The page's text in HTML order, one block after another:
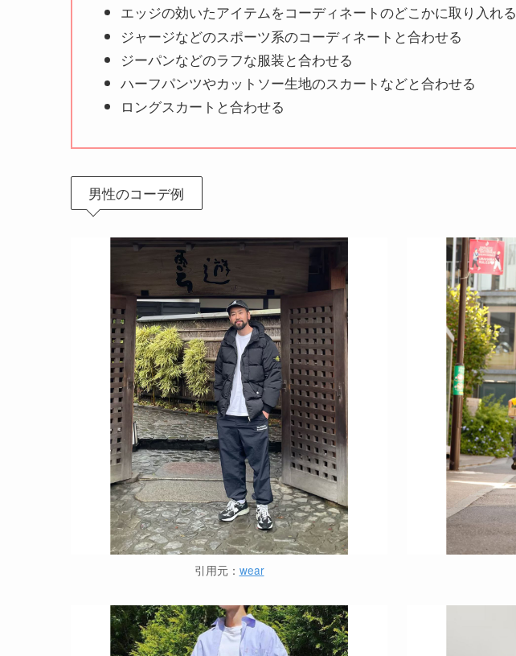
エッジの効いたアイテムをコーディネートのどこかに取り入れる
ジャージなどのスポーツ系のコーディネートと合わせる
ジーパンなどのラフな服装と合わせる
ハーフパンツやカットソー生地のスカートなどと合わせる
ロングスカートと合わせる
男性のコーデ例
引用元： wear